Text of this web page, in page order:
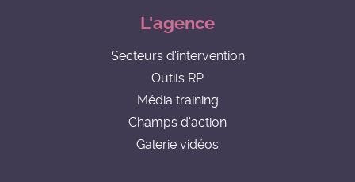
L'agence
Secteurs d'intervention
Outils RP
Média training
Champs d'action
Galerie vidéos